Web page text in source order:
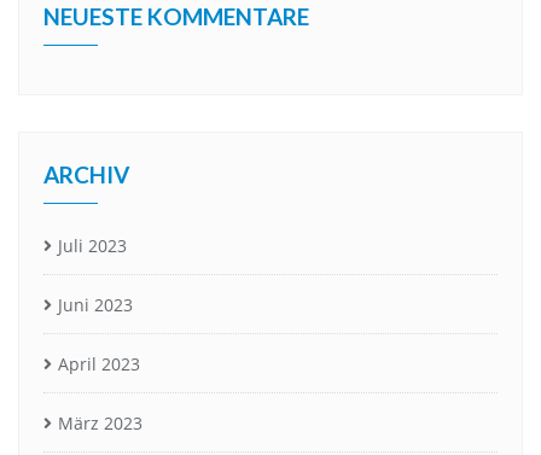
NEUESTE KOMMENTARE
ARCHIV
Juli 2023
Juni 2023
April 2023
März 2023